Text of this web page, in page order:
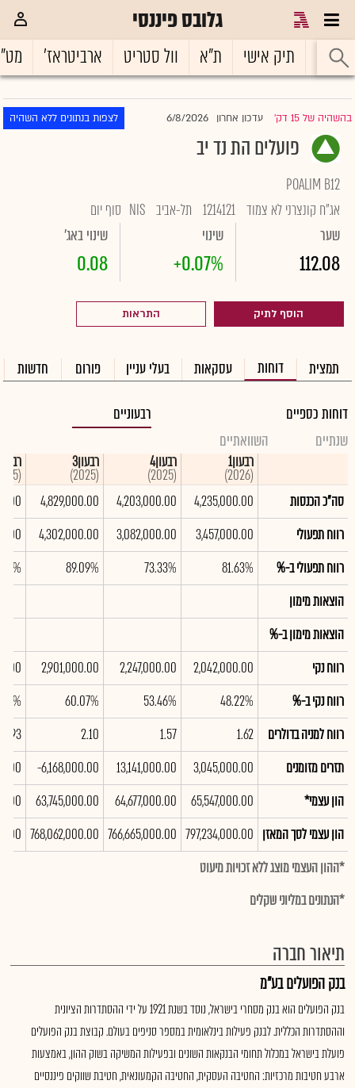
גלובס פיננסי
ראשי תיק אישי ת"א וול סטריט ארביטראז'
בהשהיה של 15 דק' |עדכון אחרון 6/8/2026 לצפות בנתונים ללא השהיה
פועלים הת נד יב
POALIM B12
אג"ח קונצרני לא צמוד 1214121 תל-אביב NIS סוף יום
שער
112.08
שינוי
+0.07%
שינוי באג'
0.08
הוסף לתיק התראות
תמצית דוחות עסקאות בעלי עניין פורום חדשות
דוחות כספיים
רבעוניים
שנתיים
השוואתיים
רבעון1
(2026)
רבעון4
(2025)
רבעון3
(2025)
רבעון2
(2025)
סה"כ הכנסות
4,235,000.00
4,203,000.00
4,829,000.00
רווח תפעולי
3,457,000.00
3,082,000.00
4,302,000.00
רווח תפעולי ב-%
81.63%
73.33%
89.09%
הוצאות מימון
הוצאות מימון ב-%
רווח נקי
2,042,000.00
2,247,000.00
2,901,000.00
רווח נקי ב-%
48.22%
53.46%
60.07%
רווח למניה בדולרים
1.62
1.57
2.10
1.93
תזרים מזומנים
3,045,000.00
13,141,000.00
-6,168,000.00
הון עצמי*
65,547,000.00
64,677,000.00
63,745,000.00
הון עצמי לסך המאזן 797,234,000.00
766,665,000.00
768,062,000.00
*ההון העצמי מוצג ללא זכויות מיעוט
*הנתונים במליוני שקלים
תיאור חברה
בנק הפועלים בע"מ
בנק הפועלים הוא בנק מסחרי בישראל, נוסד בשנת 1921 על ידי ההסתדרות הציונית
וההסתדרות הכללית. לבנק פעילות בינלאומית במספר סניפים בעולם. קבוצת בנק הפועלים
פועלת בישראל במכלול תחומי הבנקאות השונים ובפעילות המשיקה בשוק ההון, באמצעות
ארבע חטיבות מרכזיות: החטיבה העסקית, החטיבה הקמעונאית, חטיבת שווקים פיננסיים